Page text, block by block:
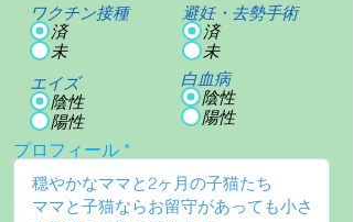
ワクチン接種
済
未
エイズ
陰性
陽性
避妊・去勢手術
済
未
白血病
陰性
陽性
プロフィール